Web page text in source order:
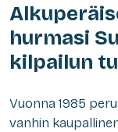
hurmasi
kilpailun
Vuonna 1985
vanhin